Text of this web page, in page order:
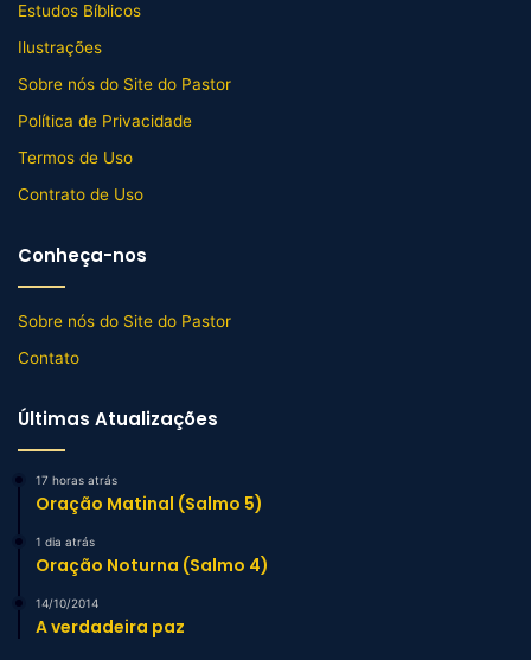
Estudos Bíblicos
Ilustrações
Sobre nós do Site do Pastor
Política de Privacidade
Termos de Uso
Contrato de Uso
Conheça-nos
Sobre nós do Site do Pastor
Contato
Últimas Atualizações
17 horas atrás
Oração Matinal (Salmo 5)
1 dia atrás
Oração Noturna (Salmo 4)
14/10/2014
A verdadeira paz